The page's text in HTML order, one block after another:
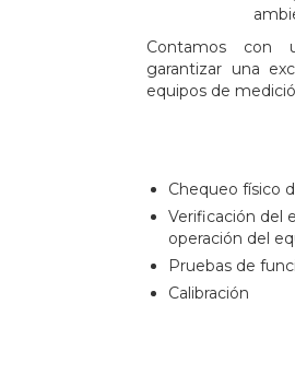
Contamos con
garantizar una
equipos de
Chequeo físico
Verificación del
operación del
Pruebas de
Calibración